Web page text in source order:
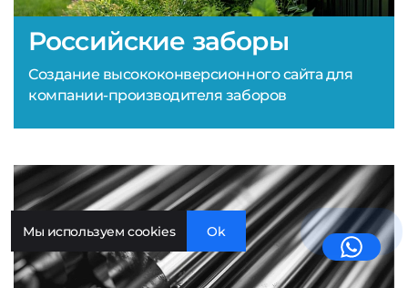
Российские заборы
Создание высококонверсионного сайта для
компании-производителя заборов
Мы используем cookies Ok